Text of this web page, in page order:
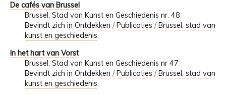
De cafés van Brussel
Brussel, Stad van Kunst en Geschiedenis nr. 48
Bevindt zich in Ontdekken /Publicaties /Brussel, stad van
kunst en geschiedenis
In het hart van Vorst
Brussel, Stad van Kunst en Geschiedenis nr 47
Bevindt zich in Ontdekken /Publicaties /Brussel, stad van
kunst en geschiedenis